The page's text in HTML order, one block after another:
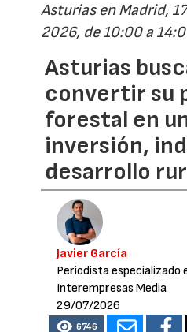
Asturias en Madrid,
2026, de 10:00 a
Asturias
convertir su
forestal en
inversión,
desarrollo
Javier García
Periodista especializado
Interempresas Media
29/07/2026
6746